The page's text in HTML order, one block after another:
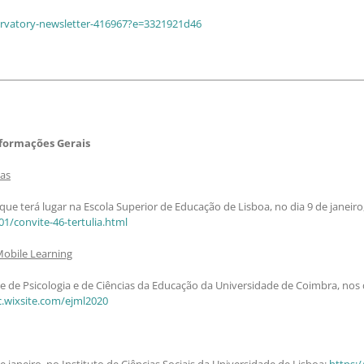
newsletter-416967?e=3321921d46
Gerais
terá lugar na Escola Superior de Educação de Lisboa, no dia 9 de
convite-46-tertulia.html
Learning
Psicologia e de Ciências da Educação da Universidade de Coimbra,
ejml2020